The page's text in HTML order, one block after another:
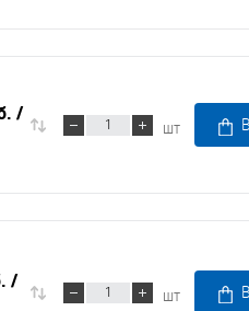
/
шт
/
шт